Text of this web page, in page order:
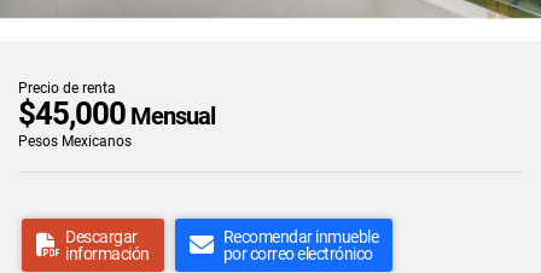
Precio de renta
$45,000 Mensual
Pesos Mexicanos
Descargar
información
Recomendar inmueble
por correo electrónico